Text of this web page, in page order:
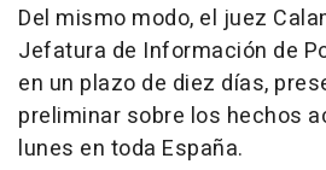
Del mismo modo, el juez
Jefatura de Información de
en un plazo de diez días,
preliminar sobre los hechos
lunes en toda España.